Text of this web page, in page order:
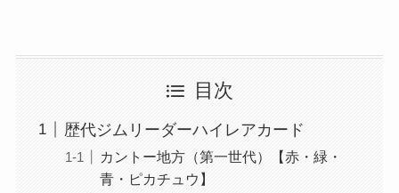
目次
歴代ジムリーダーハイレアカード
カントー地方（第一世代）【赤・緑・
青・ピカチュウ】